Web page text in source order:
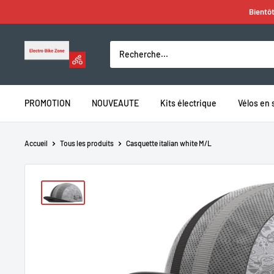
au
contenu
Electro
PROMOTION NOUVEAUTE Kits électrique Vélos en
Accueil Tous les produits Casquette italian white M/L